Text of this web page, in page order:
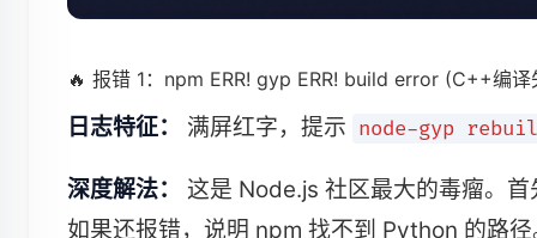
🔥 报错 1：npm ERR! gyp ERR! build error (C++编译
日志特征： 满屏红字，提示 node-gyp
深度解法：
这是 Node.js 社区最大的毒瘤。
如果还报错，说明 npm 找不到 Python 的路